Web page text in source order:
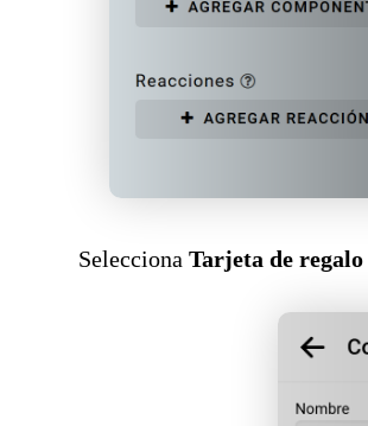
Selecciona Tarjeta de regalo